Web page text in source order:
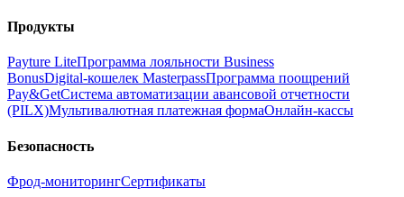
Продукты
Payture LiteПрограмма лояльности Business
BonusDigital‑кошелек MasterpassПрограмма поощрений
Pay&GetСистема автоматизации авансовой отчетности
(PILX)Мультивалютная платежная формаОнлайн‑кассы
Безопасность
Фрод‑мониторингСертификаты